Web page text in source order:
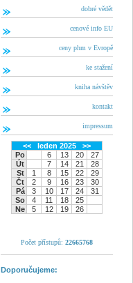
dobré vědět
cenové info EU
ceny phm v Evropě
ke stažení
kniha návštěv
kontakt
impressum
<< leden 2025
>>
Po
6 13 20
27
Út
7 14 21
28
St
1 8 15 22
29
Čt
2 9 16 23
30
Pá
3 10 17 24
31
So
4 11 18
25
Ne
5 12 19 26
Počet přístupů: 22665768
Doporučujeme: